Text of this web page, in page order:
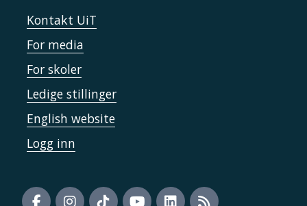
Kontakt UiT
For media
For skoler
Ledige stillinger
English website
Logg inn